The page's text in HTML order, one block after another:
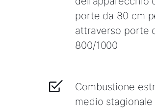
porte da 80 cm
attraverso porte
800/1000
Combustione
medio stagionale